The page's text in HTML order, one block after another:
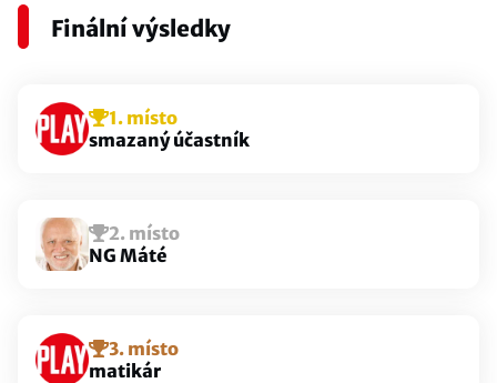
Finální výsledky
1. místo
smazaný účastník
2. místo
NG Máté
3. místo
matikár